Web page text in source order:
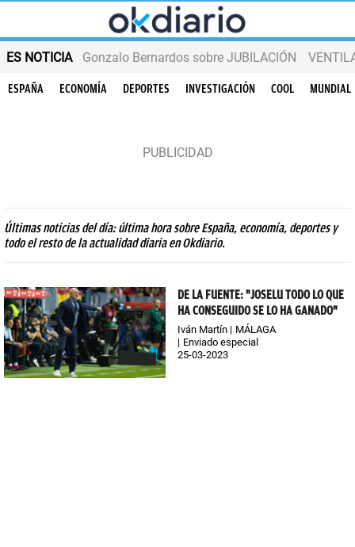
ES NOTICIA Gonzalo Bernardos sobre JUBILACIÓN
ESPAÑA ECONOMÍA DEPORTES INVESTIGACIÓN COOL MUNDIAL
Últimas noticias del día: última hora sobre España, economía, deportes y
todo el resto de la actualidad diaria en Okdiario.
DE LA FUENTE: "JOSELU TODO LO QUE
HA CONSEGUIDO SE LO HA GANADO"
Iván Martín
MÁLAGA
Enviado especial
25-03-2023